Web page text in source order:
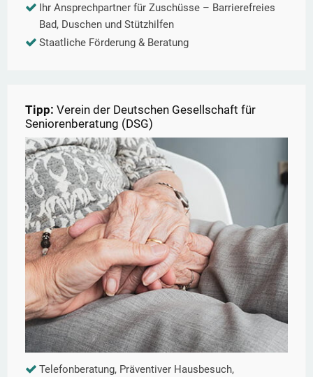
Ihr Ansprechpartner für Zuschüsse – Barrierefreies
Bad, Duschen und Stützhilfen
Staatliche Förderung & Beratung
Tipp: Verein der Deutschen Gesellschaft für
Seniorenberatung (DSG)
Telefonberatung, Präventiver Hausbesuch,